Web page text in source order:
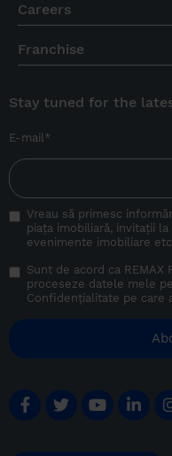
Careers
Franchise
Stay tuned for the
E-mail*
Vreau să primesc
piața imobiliară, invitații
evenimente imobiliare etc.
Sunt de acord ca REMAX
proceseze datele mele
Confidențialitate pe care